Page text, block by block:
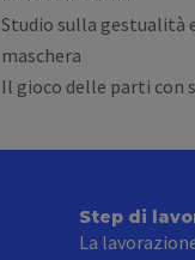
Studio sulla gestualità
maschera
Il gioco delle parti con
Step di
La